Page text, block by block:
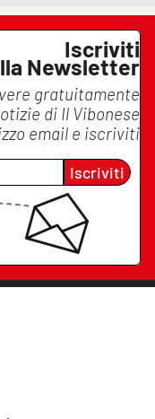
Iscriviti
Newsletter
gratuitamente
di Il Vibonese
email e iscriviti
Iscriviti